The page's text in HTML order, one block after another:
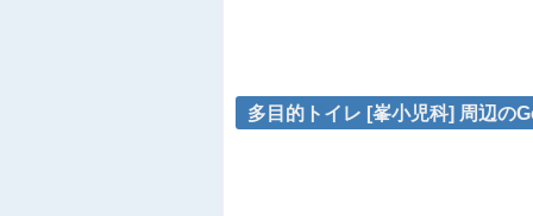
多目的トイレ [峯小児科] 周辺の